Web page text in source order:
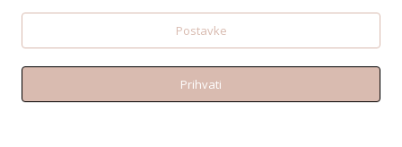
Telefon:+38595 370 1487
Email: shop@amen.hr
PORTANOVA: Svilajska ul. 31A, 31000, Osijek
Postavke
Prihvati